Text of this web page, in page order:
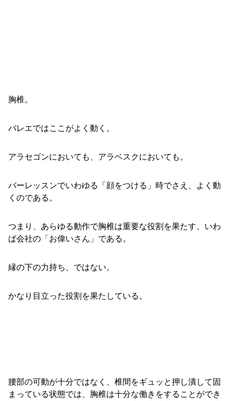
胸椎。
バレエではここがよく動く。
アラセゴンにおいても、アラベスクにおいても。
バーレッスンでいわゆる「顔をつける」時でさえ、よく動
くのである。
つまり、あらゆる動作で胸椎は重要な役割を果たす、いわ
ば会社の「お偉いさん」である。
縁の下の力持ち、ではない。
かなり目立った役割を果たしている。
腰部の可動が十分ではなく、椎間をギュッと押し潰して固
まっている状態では、胸椎は十分な働きをすることができ